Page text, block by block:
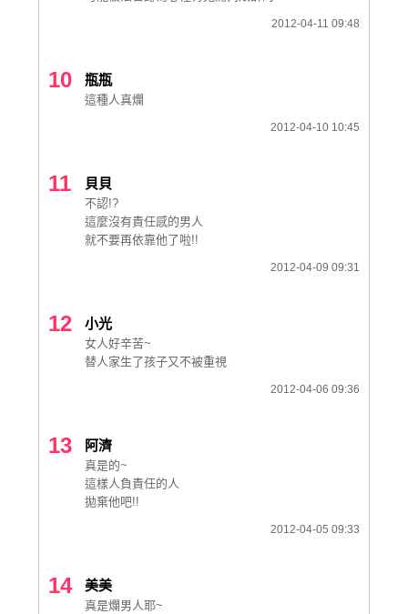
2012-04-11 09:48
10 瓶瓶
這種人真爛
2012-04-10 10:45
11 貝貝
不認!?
這麼沒有責任感的男人
就不要再依靠他了啦!!
2012-04-09 09:31
12 小光
女人好辛苦~
替人家生了孩子又不被重視
2012-04-06 09:36
13 阿濟
真是的~
這樣人負責任的人
拋棄他吧!!
2012-04-05 09:33
14 美美
真是爛男人耶~